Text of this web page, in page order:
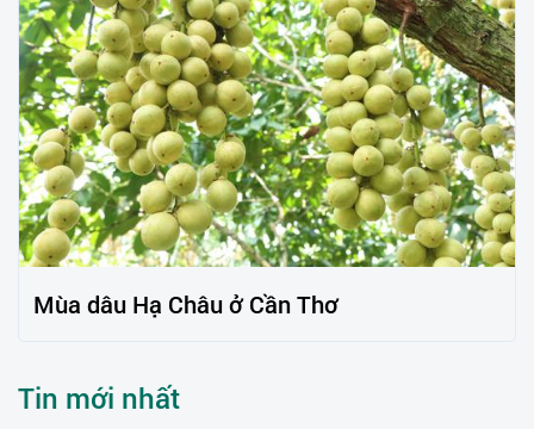
Mùa dâu Hạ Châu ở Cần Thơ
Tin mới nhất